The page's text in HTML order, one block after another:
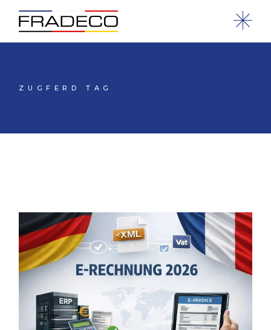
ZUGFERD TAG